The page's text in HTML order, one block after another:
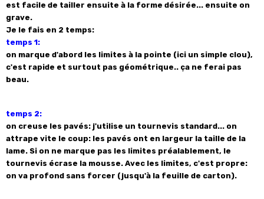
est facile de tailler ensuite à la forme désirée... ensuite on
grave.
Je le fais en 2 temps:
temps 1:
on marque d'abord les limites à la pointe (ici un simple clou),
c'est rapide et surtout pas géométrique.. ça ne ferai pas
beau.
temps 2:
on creuse les pavés: j'utilise un tournevis standard... on
attrape vite le coup: les pavés ont en largeur la taille de la
lame. Si on ne marque pas les limites préalablement, le
tournevis écrase la mousse. Avec les limites, c'est propre:
on va profond sans forcer (jusqu'à la feuille de carton).